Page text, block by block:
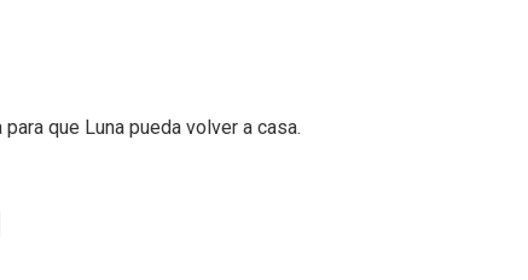
que Luna pueda volver a casa.